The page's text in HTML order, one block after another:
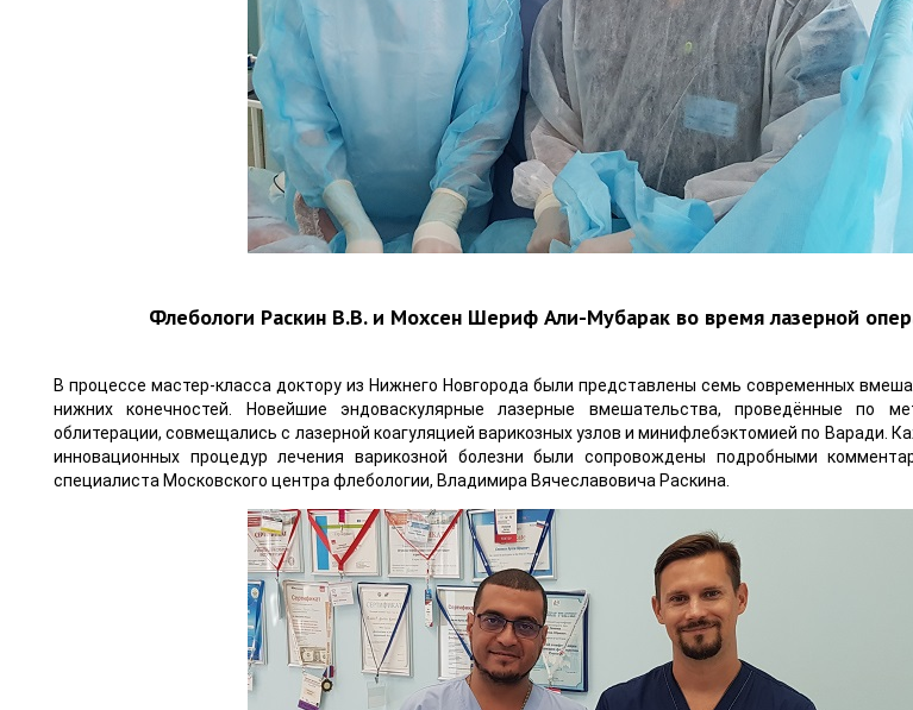
Флебологи Раскин В.В. и Мохсен Шериф Али-Мубарак во время лазерной
В процессе мастер-класса доктору из Нижнего Новгорода были представлены семь современных
нижних конечностей. Новейшие эндоваскулярные лазерные вмешательства, проведённые по
облитерации, совмещались с лазерной коагуляцией варикозных узлов и минифлебэктомией по Варади.
инновационных процедур лечения варикозной болезни были сопровождены подробными
специалиста Московского центра флебологии, Владимира Вячеславовича Раскина.